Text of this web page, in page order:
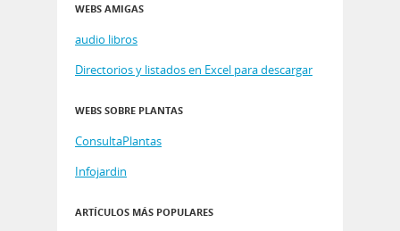
WEBS AMIGAS
audio libros
Directorios y listados en Excel para descargar
WEBS SOBRE PLANTAS
ConsultaPlantas
Infojardin
ARTÍCULOS MÁS POPULARES